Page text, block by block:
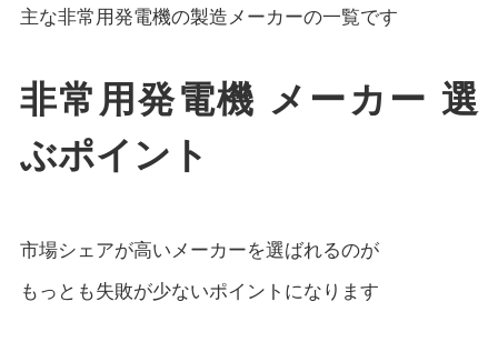
主な非常用発電機の製造メーカーの一覧です
非常用発電機 メーカー 選
ぶポイント
市場シェアが高いメーカーを選ばれるのが
もっとも失敗が少ないポイントになります